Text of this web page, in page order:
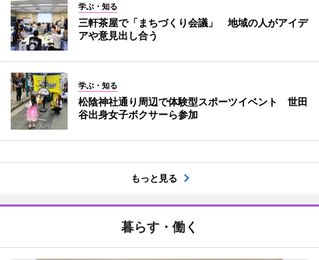
学ぶ・知る
三軒茶屋で「まちづくり会議」 地域の人がアイデ
アや意見出し合う
学ぶ・知る
松陰神社通り周辺で体験型スポーツイベント 世田
谷出身女子ボクサーら参加
もっと見る
暮らす・働く